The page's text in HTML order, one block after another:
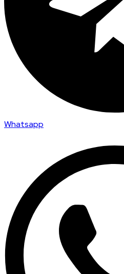
Whatsapp